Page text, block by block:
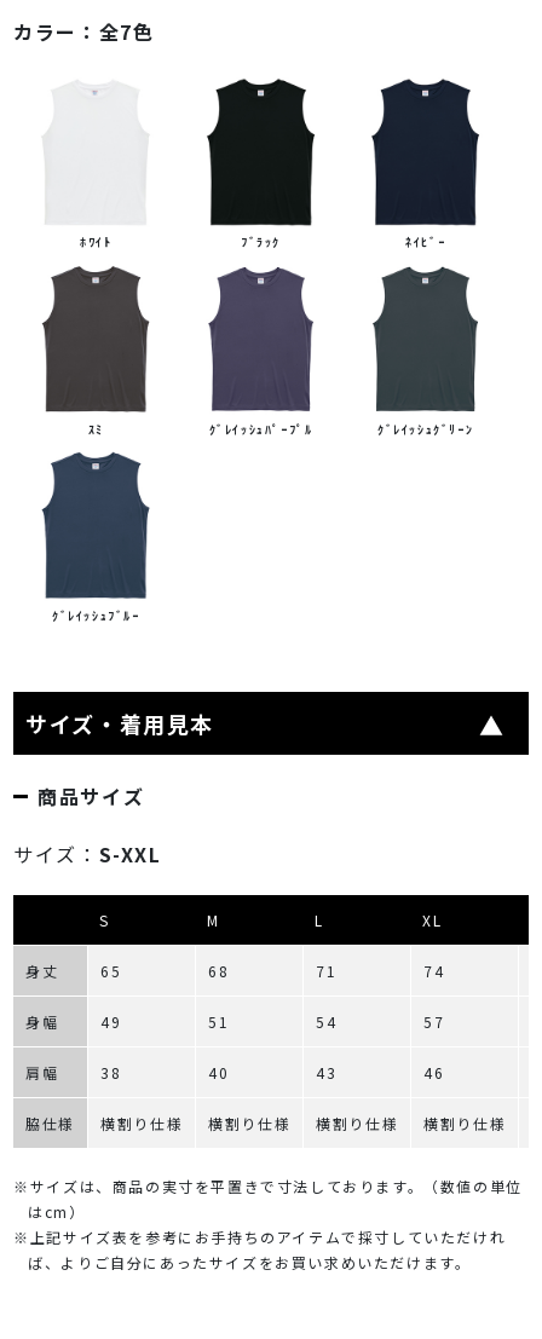
カラー： 全7色
ﾎﾜｲﾄ ﾌﾞﾗｯｸ ﾈｲﾋﾞｰ
ｽﾐ ｸﾞﾚｲｯｼｭﾊﾟｰﾌﾟﾙ ｸﾞﾚｲｯｼｭｸﾞﾘｰﾝ
ｸﾞﾚｲｯｼｭﾌﾞﾙｰ
サイズ・着用見本
商品サイズ
サイズ： S-XXL
S M L XL
身丈 65 68 71 74
身幅 49 51 54 57
肩幅 38 40 43 46
脇仕様 横割り仕様 横割り仕様 横割り仕様 横割り仕様
※サイズは、商品の実寸を平置きで寸法しております。（数値の単位
はcm）
※上記サイズ表を参考にお手持ちのアイテムで採寸していただけれ
ば、よりご自分にあったサイズをお買い求めいただけます。